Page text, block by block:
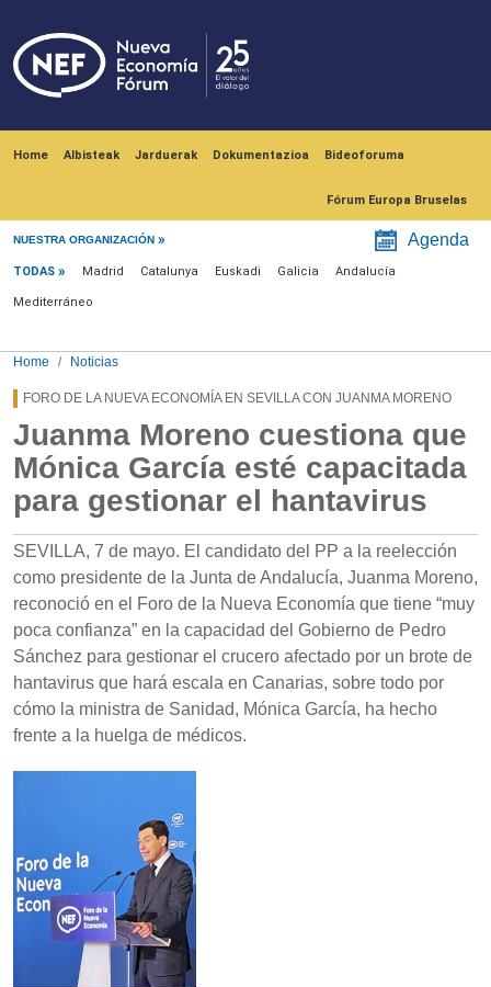
Home Albisteak Jarduerak Dokumentazioa Bideoforuma
Fórum Europa Bruselas
NUESTRA ORGANIZACIÓN Agenda
Menú noticias
TODAS Madrid Catalunya Euskadi Galicia Andalucía
Mediterráneo
Home Noticias
FORO DE LA NUEVA ECONOMÍA EN SEVILLA CON JUANMA MORENO
Juanma Moreno cuestiona que
Mónica García esté capacitada
para gestionar el hantavirus
SEVILLA, 7 de mayo. El candidato del PP a la reelección
como presidente de la Junta de Andalucía, Juanma Moreno,
reconoció en el Foro de la Nueva Economía que tiene “muy
poca confianza” en la capacidad del Gobierno de Pedro
Sánchez para gestionar el crucero afectado por un brote de
hantavirus que hará escala en Canarias, sobre todo por
cómo la ministra de Sanidad, Mónica García, ha hecho
frente a la huelga de médicos.